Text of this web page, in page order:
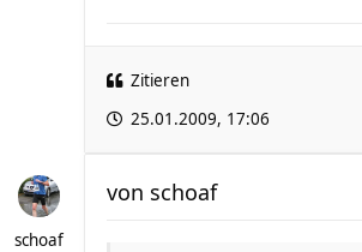
Zitieren
25.01.2009, 17:06
schoaf
von schoaf